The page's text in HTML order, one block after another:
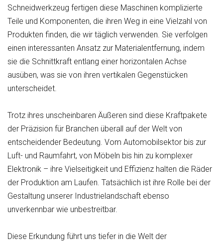
Schneidwerkzeug fertigen diese Maschinen komplizierte
Teile und Komponenten, die ihren Weg in eine Vielzahl von
Produkten finden, die wir täglich verwenden. Sie verfolgen
einen interessanten Ansatz zur Materialentfernung, indem
sie die Schnittkraft entlang einer horizontalen Achse
ausüben, was sie von ihren vertikalen Gegenstücken
unterscheidet.
Trotz ihres unscheinbaren Äußeren sind diese Kraftpakete
der Präzision für Branchen überall auf der Welt von
entscheidender Bedeutung. Vom Automobilsektor bis zur
Luft- und Raumfahrt, von Möbeln bis hin zu komplexer
Elektronik – ihre Vielseitigkeit und Effizienz halten die Räder
der Produktion am Laufen. Tatsächlich ist ihre Rolle bei der
Gestaltung unserer Industrielandschaft ebenso
unverkennbar wie unbestreitbar.
Diese Erkundung führt uns tiefer in die Welt der